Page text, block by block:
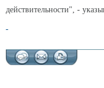
действительности", -